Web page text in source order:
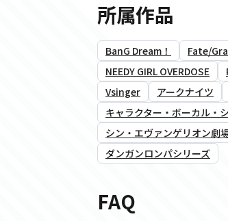
所属作品
BanG Dream！ Fate/
NEEDY GIRL OVERDOSE
Vsinger
アークナイツ
キャラクター・ボーカル・
シン・エヴァンゲリオン劇
ダンガンロンパシリーズ
FAQ